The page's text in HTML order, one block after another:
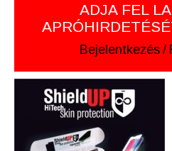
ADJA FEL
Bejelentkezés /